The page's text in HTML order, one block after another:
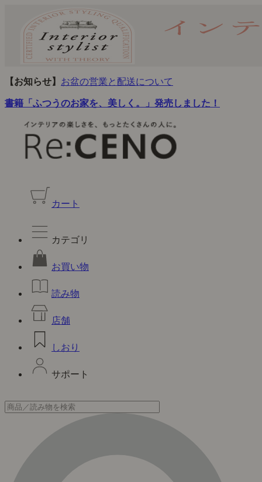
【お知らせ】 お盆の営業と配送について
書籍「ふつうのお家を、美しく。」発売しました！
カート
カテゴリ
お買い物
読み物
店舗
しおり
サポート